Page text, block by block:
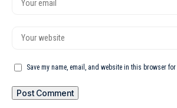
Save my name, email, and website in this browser